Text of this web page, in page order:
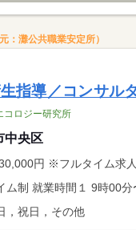
：灘公共職業安定所）
生指導／コンサル
ロジー研究所
中央区
ム求人の場合は月額（換算額）、パート求人の場合は
，祝日，その他